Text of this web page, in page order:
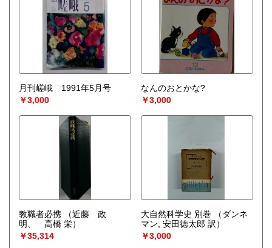
月刊嵯峨 1991年5月号
￥3,000
なんのおとかな?
￥3,000
教職者必携
（近藤 政
明、 高橋 栄）
￥35,314
大自然科学史 別巻
（ダンネ
マン, 安田徳太郎 訳）
￥3,000